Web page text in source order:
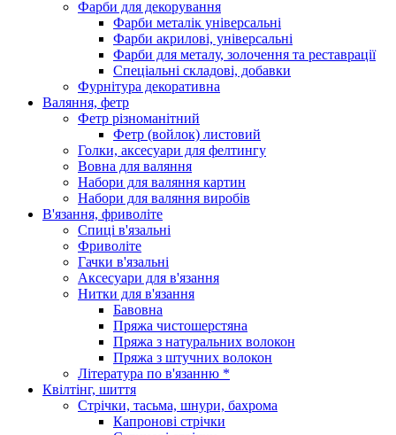
Фарби для декорування
Фарби металік універсальні
Фарби акрилові, універсальні
Фарби для металу, золочення та реставрації
Спеціальні складові, добавки
Фурнітура декоративна
Валяння, фетр
Фетр різноманітний
Фетр (войлок) листовий
Голки, аксесуари для фелтингу
Вовна для валяння
Набори для валяння картин
Набори для валяння виробів
В'язання, фриволіте
Спиці в'язальні
Фриволіте
Гачки в'язальні
Аксесуари для в'язання
Нитки для в'язання
Бавовна
Пряжа чистошерстяна
Пряжа з натуральних волокон
Пряжа з штучних волокон
Література по в'язанню *
Квілтінг, шиття
Стрічки, тасьма, шнури, бахрома
Капронові стрічки